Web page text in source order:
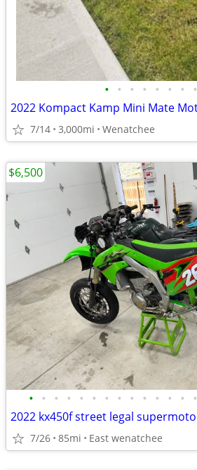
• • • • • • • •
7/14 3,000mi Wenatchee
• • • • • • • • • • • • • •
2022 kx450f street legal supermoto
7/26 85mi East wenatchee
$6,500